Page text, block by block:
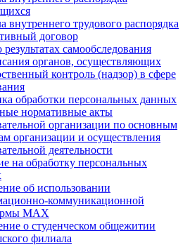
внутреннего трудового распорядка
договор
результатах самообследования
органов, осуществляющих
контроль (надзор) в сфере
обработки персональных данных
нормативные акты
организации по основным
организации и осуществления
деятельности
на обработку персональных
об использовании
коммуникационной
MAX
о студенческом общежитии
филиала